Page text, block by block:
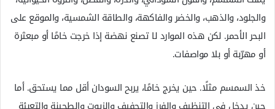
والجلود، والذهب، والخضر والفاكهة، والطاقة الشمسية، والموقع على
البحر الأحمر. لكن هذه الموارد لا تصنع نهضة إذا خرجت خامًا أو مبعثرة
أو مهرّبة أو بلا مواصفات.
خذ السمسم مثلًا. حين يخرج خامًا، يربح السودان أقل مما يستحق. أما